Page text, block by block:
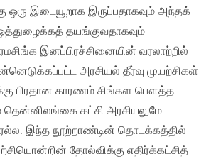
ஒரு இடையூறாக இருப்பதாகவும் அந்தக்
தயங்குவதாகவும்
இனப்பிரச்சினையின் வரலாற்றில்
அரசியல் தீர்வு முயற்சிகள்
பிரதான காரணம் சிங்கள பௌத்த
தென்னிலங்கை கட்சி அரசியலுமே
இந்த நூற்றாண்டின் தொடக்கத்தில்
தோல்விக்கு எதிர்க்கட்சித்